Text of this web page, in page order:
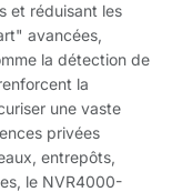
et réduisant les
avancées,
la détection de
la
une vaste
privées
entrepôts,
le NVR4000-